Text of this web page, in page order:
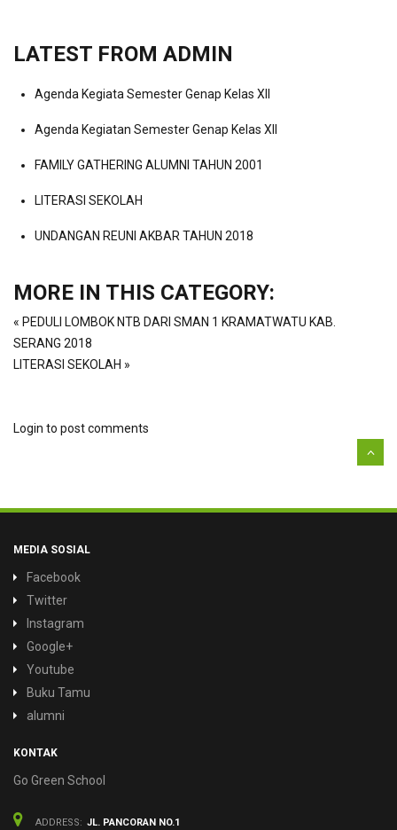
LATEST FROM ADMIN
Agenda Kegiata Semester Genap Kelas XII
Agenda Kegiatan Semester Genap Kelas XII
FAMILY GATHERING ALUMNI TAHUN 2001
LITERASI SEKOLAH
UNDANGAN REUNI AKBAR TAHUN 2018
MORE IN THIS CATEGORY:
« PEDULI LOMBOK NTB DARI SMAN 1 KRAMATWATU KAB.
SERANG 2018
LITERASI SEKOLAH »
Login to post comments
MEDIA SOSIAL
Facebook
Twitter
Instagram
Google+
Youtube
Buku Tamu
alumni
KONTAK
Go Green School
ADDRESS: JL. PANCORAN NO.1